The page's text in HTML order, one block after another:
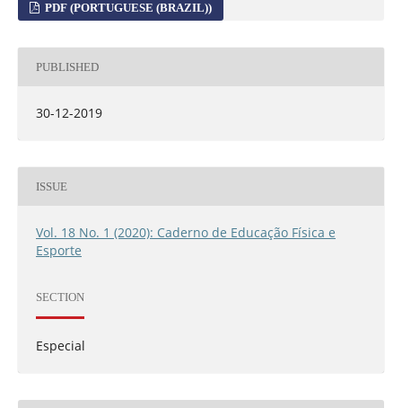
PDF (PORTUGUESE (BRAZIL))
PUBLISHED
30-12-2019
ISSUE
Vol. 18 No. 1 (2020): Caderno de Educação Física e
Esporte
SECTION
Especial